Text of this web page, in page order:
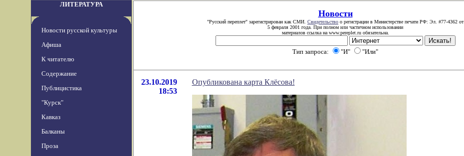
ЛИТЕРАТУРА
Новости русской культуры
Афиша
К читателю
Содержание
Публицистика
"Курск"
Кавказ
Балканы
Проза
Новости
"Русский переплет" зарегистрирован как СМИ. Свидетельство о регистрации в Министерстве печати РФ: Эл. #77-4362 от
5 февраля 2001 года. При полном или частичном использовании
материалов ссылка на www.pereplet.ru обязательна.
Тип запроса: "И" "Или"
23.10.2019
18:53
Опубликована карта Клёсова!